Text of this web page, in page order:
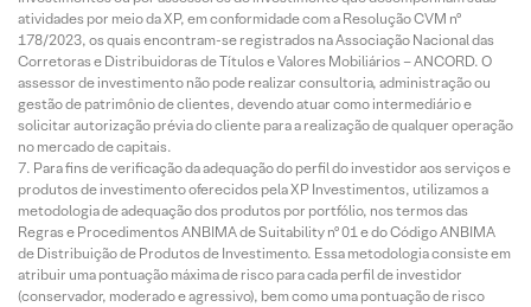
atividades por meio da XP, em conformidade com a Resolução CVM nº
178/2023, os quais encontram-se registrados na Associação Nacional das
Corretoras e Distribuidoras de Títulos e Valores Mobiliários – ANCORD. O
assessor de investimento não pode realizar consultoria, administração ou
gestão de patrimônio de clientes, devendo atuar como intermediário e
solicitar autorização prévia do cliente para a realização de qualquer operação
no mercado de capitais.
Para fins de verificação da adequação do perfil do investidor aos serviços e
produtos de investimento oferecidos pela XP Investimentos, utilizamos a
metodologia de adequação dos produtos por portfólio, nos termos das
Regras e Procedimentos ANBIMA de Suitability nº 01 e do Código ANBIMA
de Distribuição de Produtos de Investimento. Essa metodologia consiste em
atribuir uma pontuação máxima de risco para cada perfil de investidor
(conservador, moderado e agressivo), bem como uma pontuação de risco